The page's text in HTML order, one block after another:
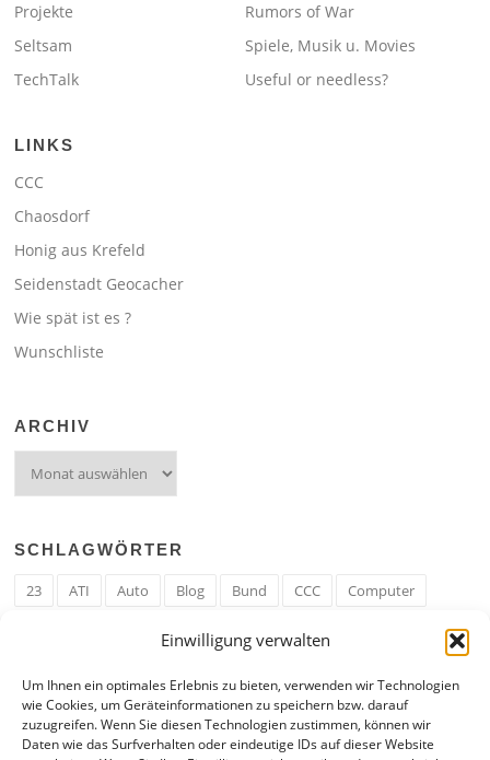
Einwilligung verwalten
Um Ihnen ein optimales Erlebnis zu bieten, verwenden wir Technologien
wie Cookies, um Geräteinformationen zu speichern bzw. darauf
zuzugreifen. Wenn Sie diesen Technologien zustimmen, können wir
Daten wie das Surfverhalten oder eindeutige IDs auf dieser Website
Projekte
Rumors of War
Seltsam
Spiele, Musik u. Movies
TechTalk
Useful or needless?
LINKS
CCC
Chaosdorf
Honig aus Krefeld
Seidenstadt Geocacher
Wie spät ist es ?
Wunschliste
ARCHIV
SCHLAGWÖRTER
23 ATI Auto Blog Bund CCC
Computer
Google
Hack Hand HE ICE IE Internet
Krefeld
Liebe Linux u. Software Mail Mann PHP